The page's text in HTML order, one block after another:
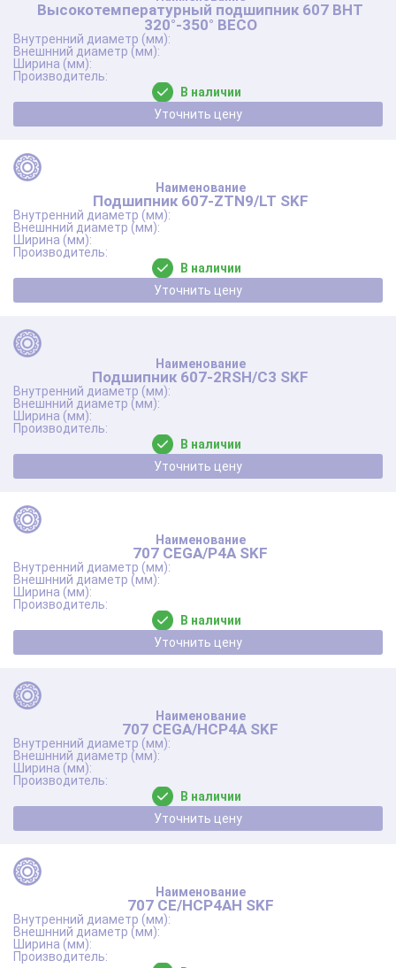
Высокотемпературный подшипник 607 BHT
320°-350° BECO
В наличии
Уточнить цену
Подшипник 607-ZTN9/LT SKF
В наличии
Уточнить цену
Подшипник 607-2RSH/C3 SKF
В наличии
Уточнить цену
707 CEGA/P4A SKF
В наличии
Уточнить цену
707 CEGA/HCP4A SKF
В наличии
Уточнить цену
707 CE/HCP4AH SKF